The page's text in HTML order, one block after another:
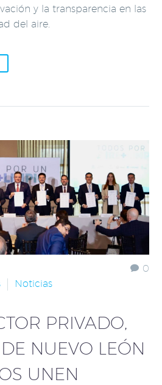
y la transparencia en las
del aire.
0
Noticias
PRIVADO,
NUEVO LEÓN
UNEN